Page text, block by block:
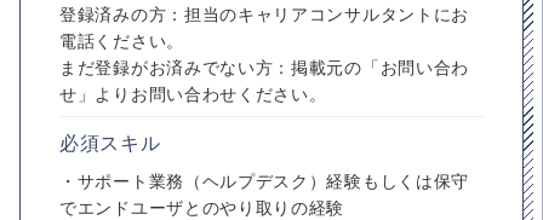
登録済みの方：担当のキャリアコンサルタントにお
電話ください。
まだ登録がお済みでない方：掲載元の「お問い合わ
せ」よりお問い合わせください。
必須スキル
・サポート業務（ヘルプデスク）経験もしくは保守
でエンドユーザとのやり取りの経験